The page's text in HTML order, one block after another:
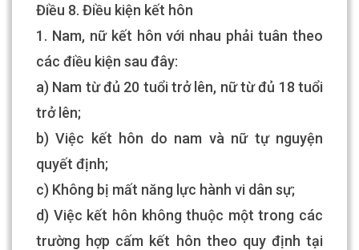
Điều 8. Điều kiện kết hôn
1. Nam, nữ kết hôn với nhau phải tuân theo
các điều kiện sau đây:
a) Nam từ đủ 20 tuổi trở lên, nữ từ đủ 18 tuổi
trở lên;
b) Việc kết hôn do nam và nữ tự nguyện
quyết định;
c) Không bị mất năng lực hành vi dân sự;
d) Việc kết hôn không thuộc một trong các
trường hợp cấm kết hôn theo quy định tại